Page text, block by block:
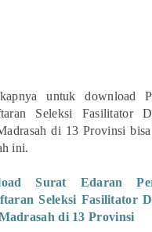
untuk download
Seleksi Fasilitator
di 13 Provinsi
ini.
Surat Edaran
Seleksi Fasilitator
di 13 Provinsi